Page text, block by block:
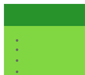
indhold